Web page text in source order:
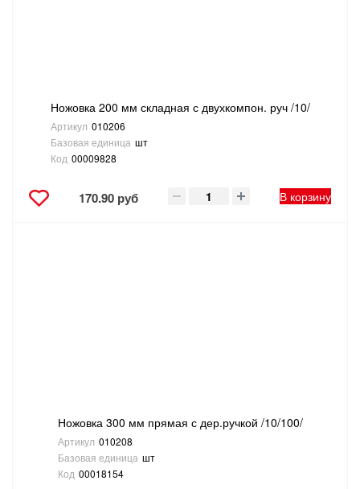
СНЕГОУБОРОЧНЫЙ ИНВЕНТАРЬ
СТРЕМЯНКИ,ЛЕСТНИЦЫ
СТРОИТЕЛЬНЫЕ И ОТДЕЛОЧНЫЕ МАТЕРИАЛЫ
ЭЛЕКТРОМОНТАЖНЫЕ ТОВАРЫ, СВЕТОТЕХНИКА
Ножовка 200 мм складная с двухкомпон. руч /10/
Артикул 010206
Базовая единица шт
Код 00009828
170.90 руб В корзину
Ножовка 300 мм прямая с дер.ручкой /10/100/
Артикул 010208
Базовая единица шт
Код 00018154